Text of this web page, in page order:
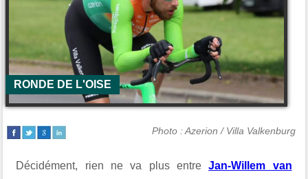
RONDE DE L'OISE
Photo : Azerion / Villa Valkenburg
Décidément, rien ne va plus entreJan-Willem van